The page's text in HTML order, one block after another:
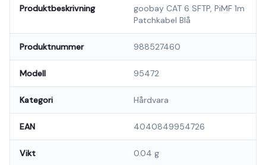
Produktbeskrivning
goobay CAT 6 SFTP, PiMF 1m
Patchkabel Blå
Produktnummer 988527460
Modell 95472
Kategori Hårdvara
EAN 4040849954726
Vikt 0.04 g